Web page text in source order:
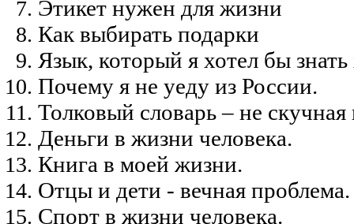
Этикет нужен для жизни
Как выбирать подарки
Язык, который я хотел бы
Почему я не уеду из России.
Толковый словарь – не скучная
Деньги в жизни человека.
Книга в моей жизни.
Отцы и дети - вечная проблема.
Спорт в жизни человека.